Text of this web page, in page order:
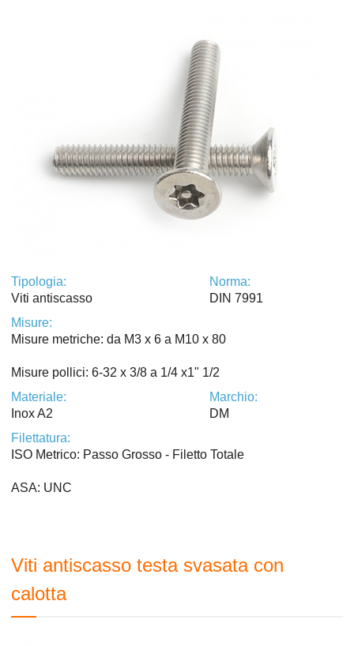
Tipologia:
Viti antiscasso
Norma:
DIN 7991
Misure:
Misure metriche: da M3 x 6 a M10 x 80
Misure pollici: 6-32 x 3/8 a 1/4 x1" 1/2
Materiale:
Inox A2
Marchio:
DM
Filettatura:
ISO Metrico: Passo Grosso - Filetto Totale
ASA: UNC
Viti antiscasso testa svasata con
calotta